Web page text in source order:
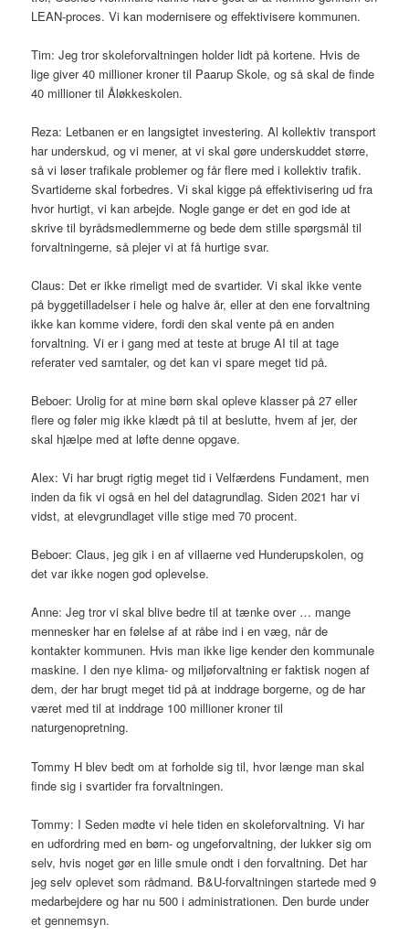
LEAN-proces. Vi kan modernisere og effektivisere kommunen.
Tim: Jeg tror skoleforvaltningen holder lidt på kortene. Hvis de
lige giver 40 millioner kroner til Paarup Skole, og så skal de finde
40 millioner til Åløkkeskolen.
Reza: Letbanen er en langsigtet investering. Al kollektiv transport
har underskud, og vi mener, at vi skal gøre underskuddet større,
så vi løser trafikale problemer og får flere med i kollektiv trafik.
Svartiderne skal forbedres. Vi skal kigge på effektivisering ud fra
hvor hurtigt, vi kan arbejde. Nogle gange er det en god ide at
skrive til byrådsmedlemmerne og bede dem stille spørgsmål til
forvaltningerne, så plejer vi at få hurtige svar.
Claus: Det er ikke rimeligt med de svartider. Vi skal ikke vente
på byggetilladelser i hele og halve år, eller at den ene forvaltning
ikke kan komme videre, fordi den skal vente på en anden
forvaltning. Vi er i gang med at teste at bruge AI til at tage
referater ved samtaler, og det kan vi spare meget tid på.
Beboer: Urolig for at mine børn skal opleve klasser på 27 eller
flere og føler mig ikke klædt på til at beslutte, hvem af jer, der
skal hjælpe med at løfte denne opgave.
Alex: Vi har brugt rigtig meget tid i Velfærdens Fundament, men
inden da fik vi også en hel del datagrundlag. Siden 2021 har vi
vidst, at elevgrundlaget ville stige med 70 procent.
Beboer: Claus, jeg gik i en af villaerne ved Hunderupskolen, og
det var ikke nogen god oplevelse.
Anne: Jeg tror vi skal blive bedre til at tænke over … mange
mennesker har en følelse af at råbe ind i en væg, når de
kontakter kommunen. Hvis man ikke lige kender den kommunale
maskine. I den nye klima- og miljøforvaltning er faktisk nogen af
dem, der har brugt meget tid på at inddrage borgerne, og de har
været med til at inddrage 100 millioner kroner til
naturgenopretning.
Tommy H blev bedt om at forholde sig til, hvor længe man skal
finde sig i svartider fra forvaltningen.
Tommy: I Seden mødte vi hele tiden en skoleforvaltning. Vi har
en udfordring med en børn- og ungeforvaltning, der lukker sig om
selv, hvis noget gør en lille smule ondt i den forvaltning. Det har
jeg selv oplevet som rådmand. B&U-forvaltningen startede med 9
medarbejdere og har nu 500 i administrationen. Den burde under
et gennemsyn.